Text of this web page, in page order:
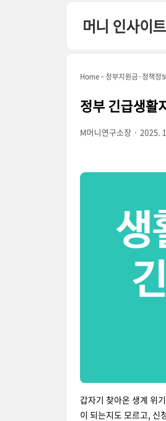
머니 인사이
Home 정부지원금·정책정
정부 긴급생활
M머니연구소장 2025.
갑자기 찾아온 생계 위
이 되는지도 모르고, 신